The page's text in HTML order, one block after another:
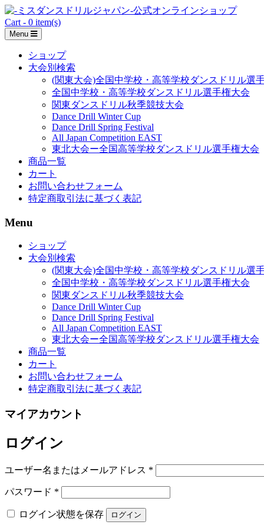
Skip
to
content
Cart - 0 item(s)
Menu
ショップ
大会別検索
(関東大会)全国中学校・高等学校ダンスドリル選
全国中学校・高等学校ダンスドリル選手権大会
関東ダンスドリル秋季競技大会
Dance Drill Winter Cup
Dance Drill Spring Festival
All Japan Competition EAST
東北大会ー全国高等学校ダンスドリル選手権大会
商品一覧
カート
お問い合わせフォーム
特定商取引法に基づく表記
Menu
ショップ
大会別検索
(関東大会)全国中学校・高等学校ダンスドリル選
全国中学校・高等学校ダンスドリル選手権大会
関東ダンスドリル秋季競技大会
Dance Drill Winter Cup
Dance Drill Spring Festival
All Japan Competition EAST
東北大会ー全国高等学校ダンスドリル選手権大会
商品一覧
カート
お問い合わせフォーム
特定商取引法に基づく表記
マイアカウント
ログイン
ユーザー名またはメールアドレス *
パスワード *
ログイン状態を保存 ログイン